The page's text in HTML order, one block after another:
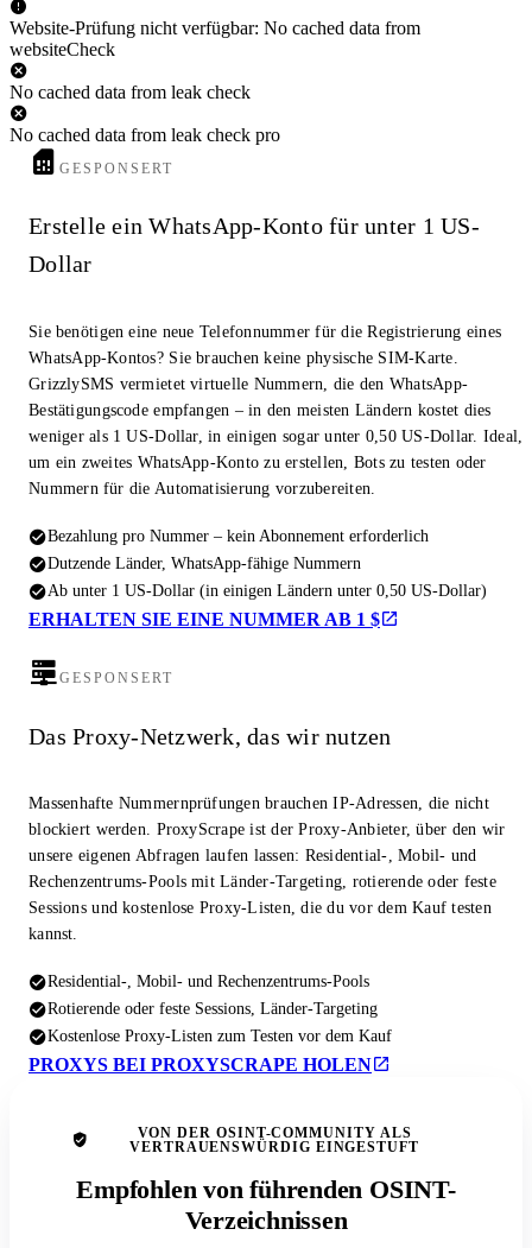
Website-Prüfung nicht verfügbar: No cached data from
websiteCheck
No cached data from leak check
No cached data from leak check pro
GESPONSERT
Erstelle ein WhatsApp-Konto für unter 1 US-
Dollar
Sie benötigen eine neue Telefonnummer für die Registrierung eines
WhatsApp-Kontos? Sie brauchen keine physische SIM-Karte.
GrizzlySMS vermietet virtuelle Nummern, die den WhatsApp-
Bestätigungscode empfangen – in den meisten Ländern kostet dies
weniger als 1 US-Dollar, in einigen sogar unter 0,50 US-Dollar. Ideal,
um ein zweites WhatsApp-Konto zu erstellen, Bots zu testen oder
Nummern für die Automatisierung vorzubereiten.
Bezahlung pro Nummer – kein Abonnement erforderlich
Dutzende Länder, WhatsApp-fähige Nummern
Ab unter 1 US-Dollar (in einigen Ländern unter 0,50 US-Dollar)
ERHALTEN SIE EINE NUMMER AB 1 $
GESPONSERT
Das Proxy-Netzwerk, das wir nutzen
Massenhafte Nummernprüfungen brauchen IP-Adressen, die nicht
blockiert werden. ProxyScrape ist der Proxy-Anbieter, über den wir
unsere eigenen Abfragen laufen lassen: Residential-, Mobil- und
Rechenzentrums-Pools mit Länder-Targeting, rotierende oder feste
Sessions und kostenlose Proxy-Listen, die du vor dem Kauf testen
kannst.
Residential-, Mobil- und Rechenzentrums-Pools
Rotierende oder feste Sessions, Länder-Targeting
Kostenlose Proxy-Listen zum Testen vor dem Kauf
PROXYS BEI PROXYSCRAPE HOLEN
VON DER OSINT-COMMUNITY ALS
VERTRAUENSWÜRDIG EINGESTUFT
Empfohlen von führenden OSINT-
Verzeichnissen